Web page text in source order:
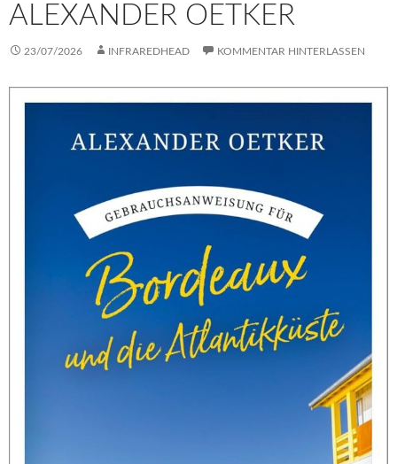
ALEXANDER OETKER
23/07/2026 INFRAREDHEAD KOMMENTAR HINTERLASSEN